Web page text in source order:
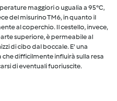
maggiori o ugualia a 95°C,
del misurino TM6, in quanto il
al coperchio. Il cestello, invece,
superiore, è permeabile al
di cibo dal boccale. E' una
difficilmente influirà sulla resa
di eventuali fuoriuscite.